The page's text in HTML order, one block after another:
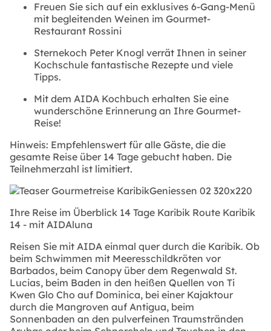
Freuen Sie sich auf ein exklusives 6-Gang-Menü
mit begleitenden Weinen im Gourmet-
Restaurant Rossini
Sternekoch Peter Knogl verrät Ihnen in seiner
Kochschule fantastische Rezepte und viele
Tipps.
Mit dem AIDA Kochbuch erhalten Sie eine
wunderschöne Erinnerung an Ihre Gourmet-
Reise!
Hinweis: Empfehlenswert für alle Gäste, die die
gesamte Reise über 14 Tage gebucht haben. Die
Teilnehmerzahl ist limitiert.
Ihre Reise im Überblick 14 Tage Karibik Route Karibik
14 - mit AIDAluna
Reisen Sie mit AIDA einmal quer durch die Karibik. Ob
beim Schwimmen mit Meeresschildkröten vor
Barbados, beim Canopy über dem Regenwald St.
Lucias, beim Baden in den heißen Quellen von Ti
Kwen Glo Cho auf Dominica, bei einer Kajaktour
durch die Mangroven auf Antigua, beim
Sonnenbaden an den pulverfeinen Traumstränden